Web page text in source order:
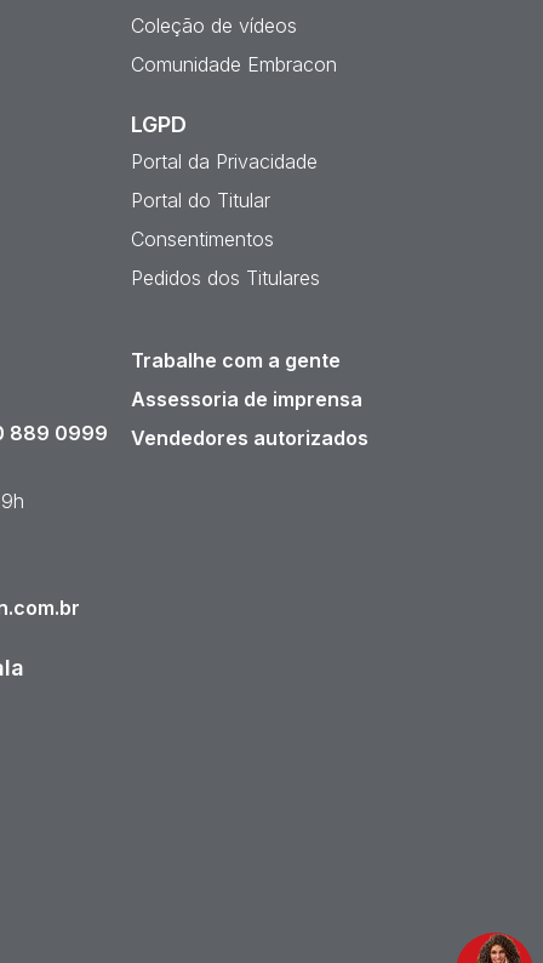
Coleção de vídeos
Comunidade Embracon
LGPD
Portal da Privacidade
Portal do Titular
Consentimentos
Pedidos dos Titulares
889 0999
Trabalhe com a gente
Assessoria de imprensa
Vendedores autorizados